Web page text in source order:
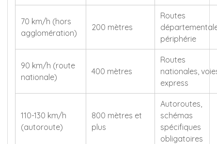
70 km/h (hors
agglomération)
200 mètres
Routes
périphérie
90 km/h (route
nationale)
400 mètres
Routes
nationales,
express
110-130 km/h
(autoroute)
800 mètres et
plus
Autoroutes,
schémas
spécifiques
obligatoires